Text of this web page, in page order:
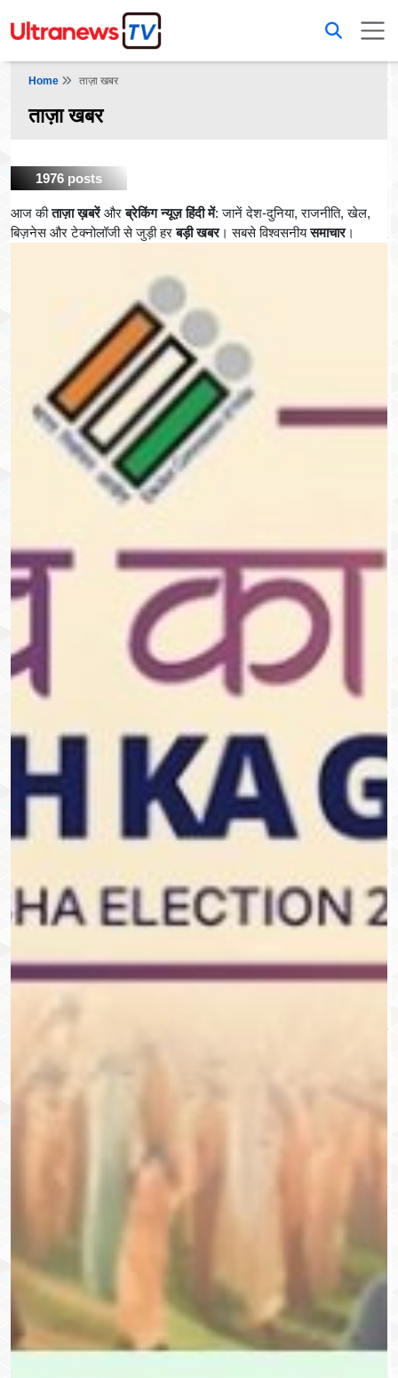
Home ताज़ा खबर
ताज़ा खबर
1976 posts
आज कीताज़ा ख़बरेंऔरब्रेकिंग न्यूज़ हिंदी में: जानें देश-दुनिया, राजनीति, खेल,
बिज़नेस और टेक्नोलॉजी से जुड़ी हरबड़ी खबर। सबसे विश्वसनीयसमाचार।